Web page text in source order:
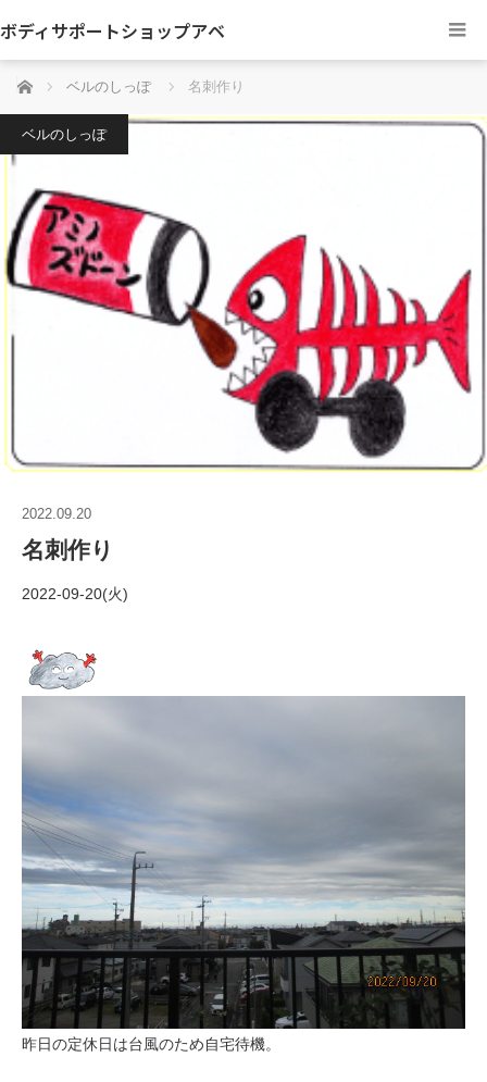
ボディサポートショップアベ
ホーム ベルのしっぽ 名刺作り
ベルのしっぽ
2022.09.20
名刺作り
2022-09-20(火)
昨日の定休日は台風のため自宅待機。